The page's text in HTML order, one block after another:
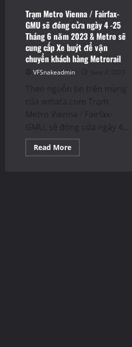
Trạm Metro Vienna / Fairfax-
GMU sẽ đóng cửa ngày 4 -25
Tháng 6 năm 2023 & Metro sẽ
cung cấp Xe buýt để vận
chuyển khách hàng Metrorail
VFSnakeadmin June 4, 2023
Theo nguồn tin trên mạng
của wmata.com Trạm
Metro Vienna / Fairfax-
GMU, sẽ đóng cửa ngày 4...
Read MoreRead
more